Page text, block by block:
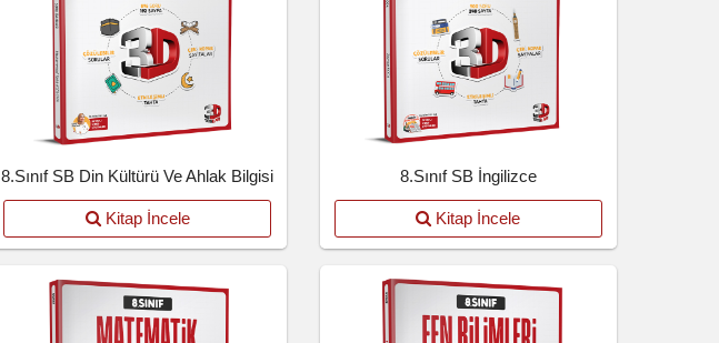
8.Sınıf SB Din Kültürü Ve Ahlak Bilgisi
Kitap İncele
8.Sınıf SB İngilizce
Kitap İncele